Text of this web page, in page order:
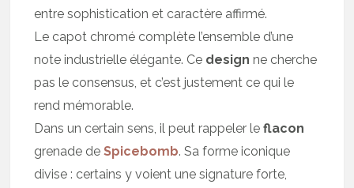
entre sophistication et caractère affirmé.
Le capot chromé complète l’ensemble d’une
note industrielle élégante. Ce design ne cherche
pas le consensus, et c’est justement ce qui le
rend mémorable.
Dans un certain sens, il peut rappeler leflacon
grenade deSpicebomb. Sa forme iconique
divise : certains y voient une signature forte,